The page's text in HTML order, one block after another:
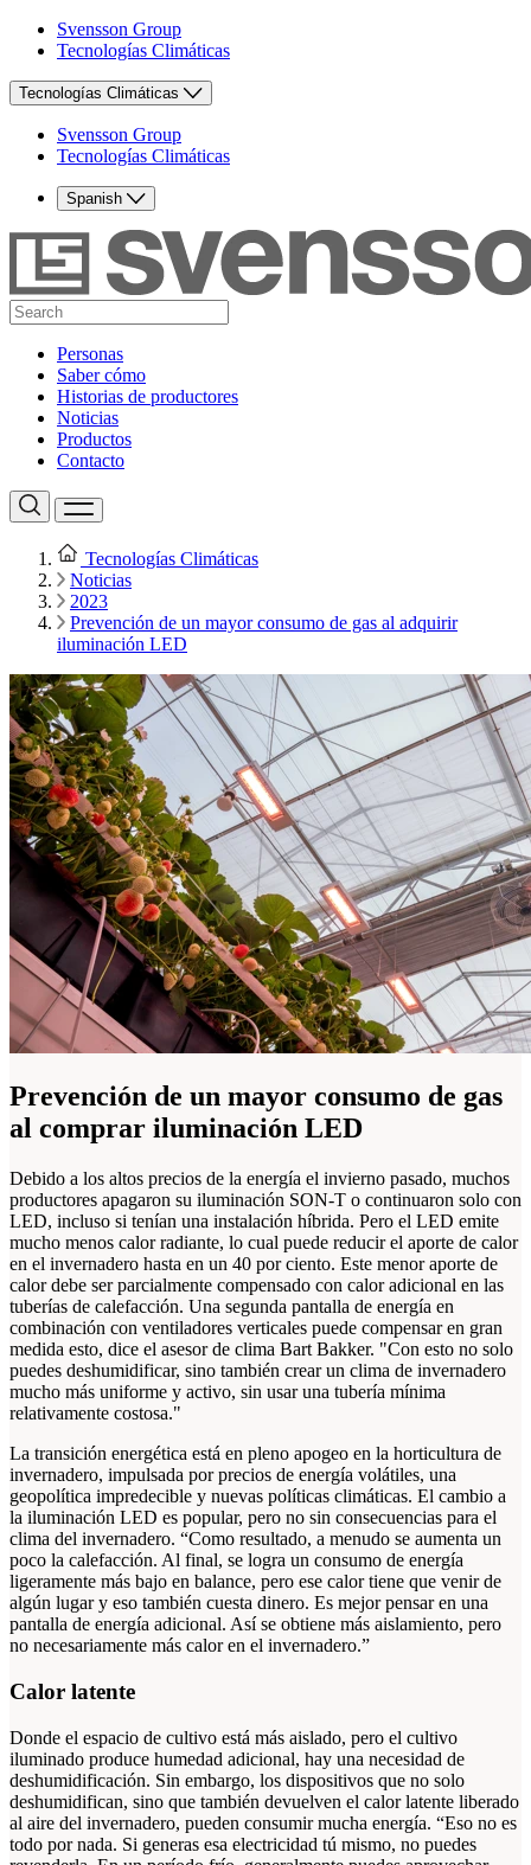
Svensson Group
Tecnologías Climáticas
Tecnologías Climáticas
Svensson Group
Tecnologías Climáticas
Spanish
Personas
Saber cómo
Historias de productores
Noticias
Productos
Contacto
Tecnologías Climáticas
Noticias
2023
Prevención de un mayor consumo de gas al adquirir
iluminación LED
Prevención de un mayor consumo de gas
al comprar iluminación LED
Debido a los altos precios de la energía el invierno pasado, muchos
productores apagaron su iluminación SON-T o continuaron solo con
LED, incluso si tenían una instalación híbrida. Pero el LED emite
mucho menos calor radiante, lo cual puede reducir el aporte de calor
en el invernadero hasta en un 40 por ciento. Este menor aporte de
calor debe ser parcialmente compensado con calor adicional en las
tuberías de calefacción. Una segunda pantalla de energía en
combinación con ventiladores verticales puede compensar en gran
medida esto, dice el asesor de clima Bart Bakker. "Con esto no solo
puedes deshumidificar, sino también crear un clima de invernadero
mucho más uniforme y activo, sin usar una tubería mínima
relativamente costosa."
La transición energética está en pleno apogeo en la horticultura de
invernadero, impulsada por precios de energía volátiles, una
geopolítica impredecible y nuevas políticas climáticas. El cambio a
la iluminación LED es popular, pero no sin consecuencias para el
clima del invernadero. “Como resultado, a menudo se aumenta un
poco la calefacción. Al final, se logra un consumo de energía
ligeramente más bajo en balance, pero ese calor tiene que venir de
algún lugar y eso también cuesta dinero. Es mejor pensar en una
pantalla de energía adicional. Así se obtiene más aislamiento, pero
no necesariamente más calor en el invernadero.”
Calor latente
Donde el espacio de cultivo está más aislado, pero el cultivo
iluminado produce humedad adicional, hay una necesidad de
deshumidificación. Sin embargo, los dispositivos que no solo
deshumidifican, sino que también devuelven el calor latente liberado
al aire del invernadero, pueden consumir mucha energía. “Eso no es
todo por nada. Si generas esa electricidad tú mismo, no puedes